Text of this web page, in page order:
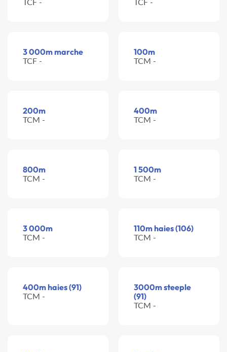
3 000m marche
TCF -
100m
TCM -
200m
TCM -
400m
TCM -
800m
TCM -
1 500m
TCM -
3 000m
TCM -
110m haies (106)
TCM -
400m haies (91)
TCM -
3000m steeple
(91)
TCM -